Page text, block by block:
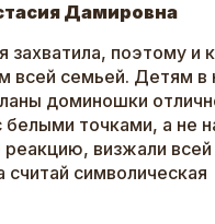
Дамировна
захватила, поэтому и
всей семьей. Детям в
доминошки
белыми точками, а не
реакцию, визжали
считай символическая